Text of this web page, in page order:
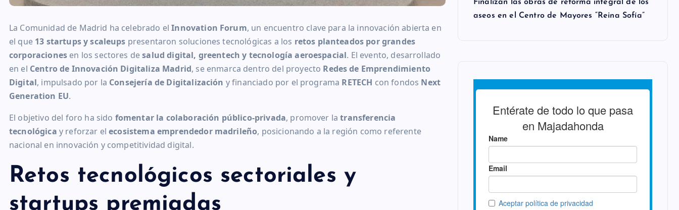
La Comunidad de Madrid ha celebrado elInnovation Forum, un encuentro clave para la innovación abierta en
el que 13 startups y scaleups presentaron soluciones tecnológicas a los retos planteados por grandes
corporaciones en los sectores desalud digital, greentech y tecnología aeroespacial. El evento, desarrollado
en el Centro de Innovación Digitaliza Madrid, se enmarca dentro del proyecto Redes de Emprendimiento
Digital, impulsado por la Consejería de Digitalización y financiado por el programa RETECH con fondos Next
Generation EU.
El objetivo del foro ha sido fomentar la colaboración público-privada, promover latransferencia
tecnológica y reforzar elecosistema emprendedor madrileño, posicionando a la región como referente
nacional en innovación y competitividad digital.
Retos tecnológicos sectoriales y
startups premiadas
Finalizan las obras de reforma integral de los
aseos en el Centro de Mayores “Reina Sofía”